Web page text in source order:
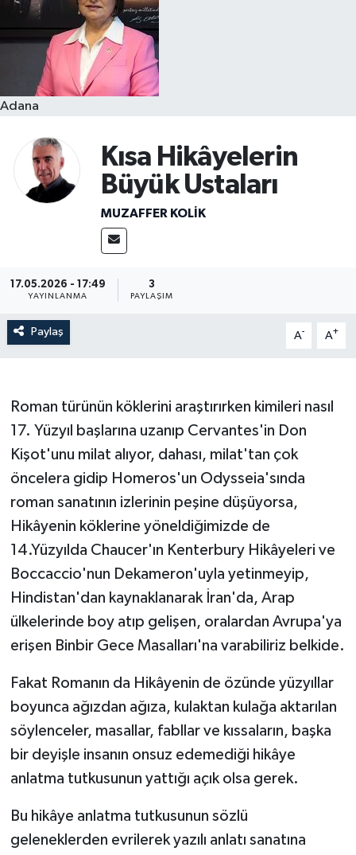
Adana
Kısa Hikâyelerin
Büyük Ustaları
MUZAFFER KOLİK
17.05.2026 - 17:49
YAYINLANMA
3
PAYLAŞIM
Paylaş A- A+
Roman türünün köklerini araştırırken kimileri nasıl
17. Yüzyıl başlarına uzanıp Cervantes'in Don
Kişot'unu milat alıyor, dahası, milat'tan çok
öncelera gidip Homeros'un Odysseia'sında
roman sanatının izlerinin peşine düşüyorsa,
Hikâyenin köklerine yöneldiğimizde de
14.Yüzyılda Chaucer'ın Kenterbury Hikâyeleri ve
Boccaccio'nun Dekameron'uyla yetinmeyip,
Hindistan'dan kaynaklanarak İran'da, Arap
ülkelerinde boy atıp gelişen, oralardan Avrupa'ya
erişen Binbir Gece Masalları'na varabiliriz belkide.
Fakat Romanın da Hikâyenin de özünde yüzyıllar
boyunca ağızdan ağıza, kulaktan kulağa aktarılan
söylenceler, masallar, fabllar ve kıssaların, başka
bir deyişle insanın onsuz edemediği hikâye
anlatma tutkusunun yattığı açık olsa gerek.
Bu hikâye anlatma tutkusunun sözlü
geleneklerden evrilerek yazılı anlatı sanatına
Resmi İlanlar